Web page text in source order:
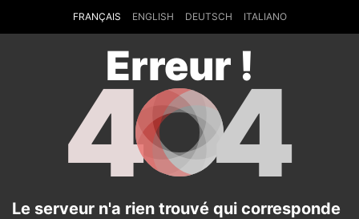
FRANÇAIS ENGLISH DEUTSCH ITALIANO
Erreur !
4 4
Le serveur n'a rien trouvé qui corresponde